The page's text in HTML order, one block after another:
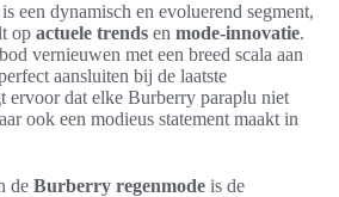
is een dynamisch en evoluerend segment,
op actuele trends en mode-innovatie.
vernieuwen met een breed scala aan
aansluiten bij de laatste
ervoor dat elke Burberry paraplu niet
ook een modieus statement maakt in
de Burberry regenmode is de